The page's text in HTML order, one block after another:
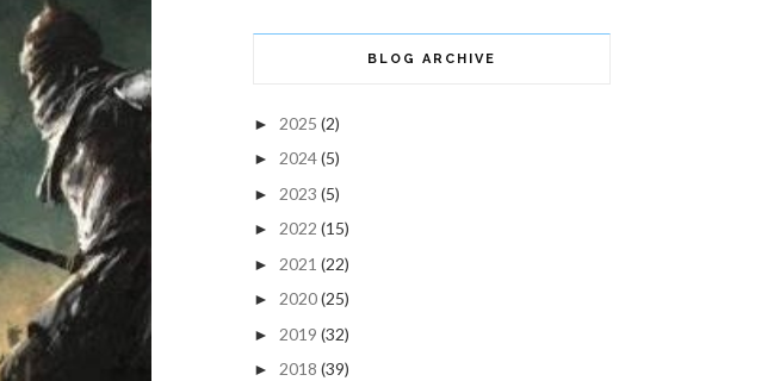
BLOG ARCHIVE
► 2025 (2)
► 2024(5)
► 2023 (5)
► 2022 (15)
► 2021 (22)
► 2020(25)
► 2019 (32)
► 2018 (39)